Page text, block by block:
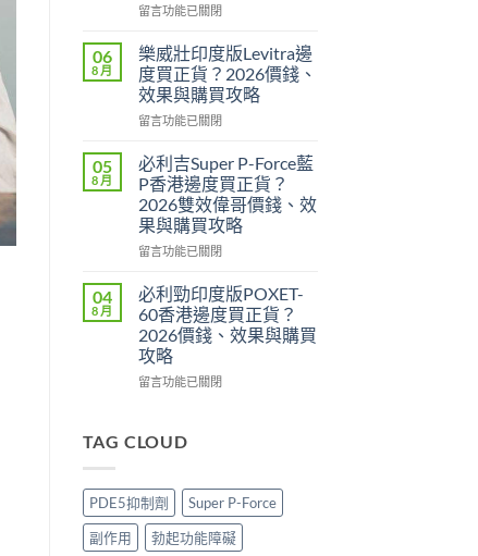
犀
士
邊
隻
好？
2026
果、
價
錢、
持
久
度
整
對
比〉
中
在
度
壯
陽
藥
香
邊
度
買
最
安
全？
網
購
攻
略：
貨
到
點
3
招
辨
別
留言功能已關閉
06
8 月
樂威壯印度版Levitra邊
度買正貨？2026價錢、
效果與購買攻略
在
威
壯
印
度
版
Levitra
度
買
正
貨？
2026
價
果
與
買
攻
略〉
留言功能已關閉
05
8 月
必利吉Super P-Force藍
P香港邊度買正貨？
2026雙效偉哥價錢、效
果與購買攻略
在
利
吉
Super
P-
Force
藍
港
買
正
貨？
2026
留言功能已關閉
04
8 月
必利勁印度版POXET-
60香港邊度買正貨？
2026價錢、效果與購買
攻略
在
勁
版
POXET-
60
香
留言功能已關閉
TAG CLOUD
PDE5抑制劑
Super P-Force
副作用
勃起功能障礙